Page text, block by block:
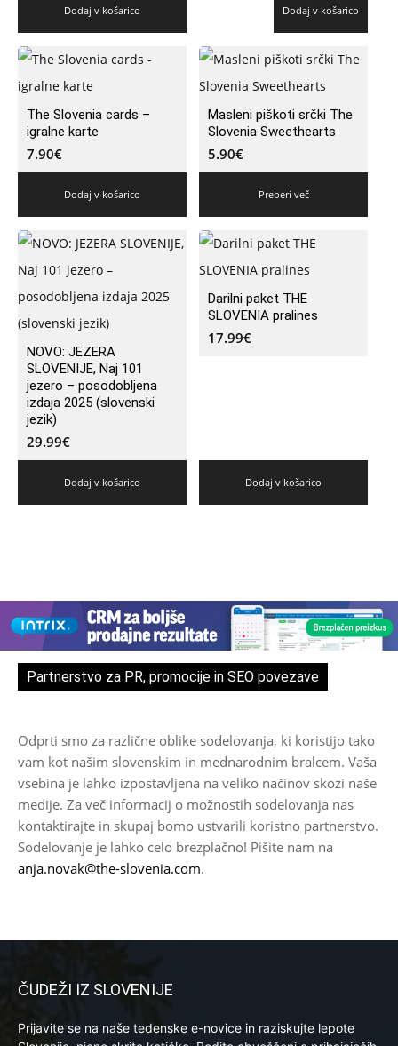
Dodaj v košarico Dodaj v košarico
The Slovenia cards –
igralne karte
7.90€
Dodaj v košarico
Masleni piškoti srčki The
Slovenia Sweethearts
5.90€
Preberi več
NOVO: JEZERA
SLOVENIJE, Naj 101
jezero – posodobljena
izdaja 2025 (slovenski
jezik)
29.99€
Dodaj v košarico
Darilni paket THE
SLOVENIA pralines
17.99€
Dodaj v košarico
Partnerstvo za PR, promocije in SEO povezave
Odprti smo za različne oblike sodelovanja, ki koristijo tako
vam kot našim slovenskim in mednarodnim bralcem. Vaša
vsebina je lahko izpostavljena na veliko načinov skozi naše
medije. Za več informacij o možnostih sodelovanja nas
kontaktirajte in skupaj bomo ustvarili koristno partnerstvo.
Sodelovanje je lahko celo brezplačno! Pišite nam na
anja.novak@the-slovenia.com.
ČUDEŽI IZ SLOVENIJE
Prijavite se na naše tedenske e-novice in raziskujte lepote